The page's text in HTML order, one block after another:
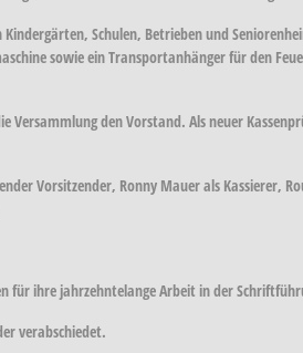
Schulen, Betrieben und
sowie ein Transportanhänger für den
Versammlung den Vorstand. Als neuer
Vorsitzender, Ronny Mauer als Kassierer,
für ihre jahrzehntelange Arbeit in der
verabschiedet.